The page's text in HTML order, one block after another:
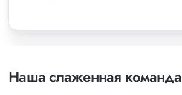
Наша слаженная команда